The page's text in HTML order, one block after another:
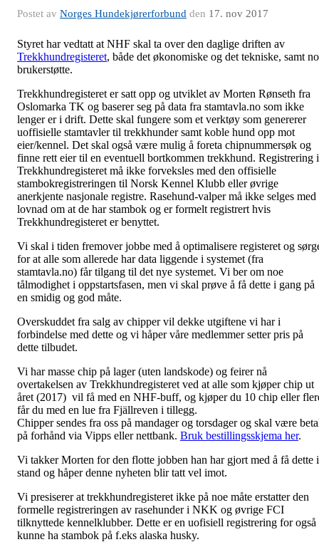
Postet av Norges Hundekjørerforbund den 17. nov 2017
Styret har vedtatt at NHF skal ta over den daglige driften av
Trekkhundregisteret, både det økonomiske og det tekniske, samt
brukerstøtte.
Trekkhundregisteret er satt opp og utviklet av Morten Rønseth fra
Oslomarka TK og baserer seg på data fra stamtavla.no som ikke
lenger er i drift. Dette skal fungere som et verktøy som genererer
uoffisielle stamtavler til trekkhunder samt koble hund opp mot
eier/kennel. Det skal også være mulig å foreta chipnummersøk og
finne rett eier til en eventuell bortkommen trekkhund. Registrering i
Trekkhundregisteret må ikke forveksles med den offisielle
stambokregistreringen til Norsk Kennel Klubb eller øvrige
anerkjente nasjonale registre. Rasehund-valper må ikke selges med
lovnad om at de har stambok og er formelt registrert hvis
Trekkhundregisteret er benyttet.
Vi skal i tiden fremover jobbe med å optimalisere registeret og
for at alle som allerede har data liggende i systemet (fra
stamtavla.no) får tilgang til det nye systemet. Vi ber om noe
tålmodighet i oppstartsfasen, men vi skal prøve å få dette i gang på
en smidig og god måte.
Overskuddet fra salg av chipper vil dekke utgiftene vi har i
forbindelse med dette og vi håper våre medlemmer setter pris på
dette tilbudet.
Vi har masse chip på lager (uten landskode) og feirer nå
overtakelsen av Trekkhundregisteret ved at alle som kjøper chip ut
året (2017) vil få med en NHF-buff, og kjøper du 10 chip eller
får du med en lue fra Fjällreven i tillegg.
Chipper sendes fra oss på mandager og torsdager og skal være
på forhånd via Vipps eller nettbank. Bruk bestillingsskjema her.
Vi takker Morten for den flotte jobben han har gjort med å få dette i
stand og håper denne nyheten blir tatt vel imot.
Vi presiserer at trekkhundregisteret ikke på noe måte erstatter den
formelle registreringen av rasehunder i NKK og øvrige FCI
tilknyttede kennelklubber. Dette er en uofisiell registrering for også
kunne ha stambok på f.eks alaska husky.